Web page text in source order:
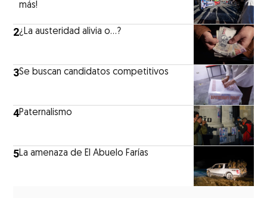
más!
2¿La austeridad alivia o…?
3Se buscan candidatos competitivos
4Paternalismo
5La amenaza de El Abuelo Farías